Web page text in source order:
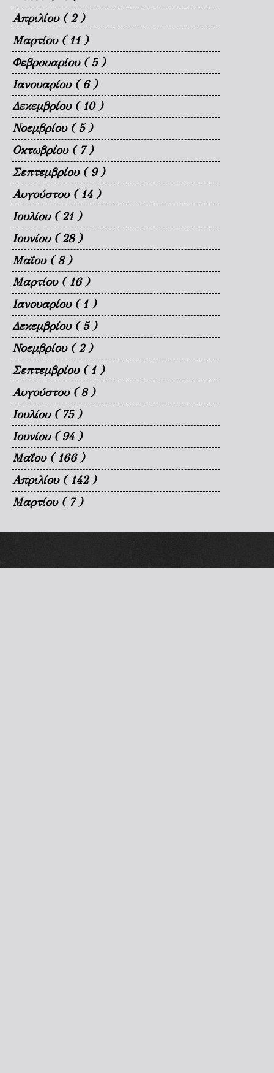
Απριλίου ( 2 )
Μαρτίου ( 11 )
Φεβρουαρίου ( 5 )
Ιανουαρίου ( 6 )
Δεκεμβρίου ( 10 )
Νοεμβρίου ( 5 )
Οκτωβρίου ( 7 )
Σεπτεμβρίου ( 9 )
Αυγούστου ( 14 )
Ιουλίου ( 21 )
Ιουνίου ( 28 )
Μαΐου ( 8 )
Μαρτίου ( 16 )
Ιανουαρίου ( 1 )
Δεκεμβρίου ( 5 )
Νοεμβρίου ( 2 )
Σεπτεμβρίου ( 1 )
Αυγούστου ( 8 )
Ιουλίου ( 75 )
Ιουνίου ( 94 )
Μαΐου ( 166 )
Απριλίου ( 142 )
Μαρτίου ( 7 )